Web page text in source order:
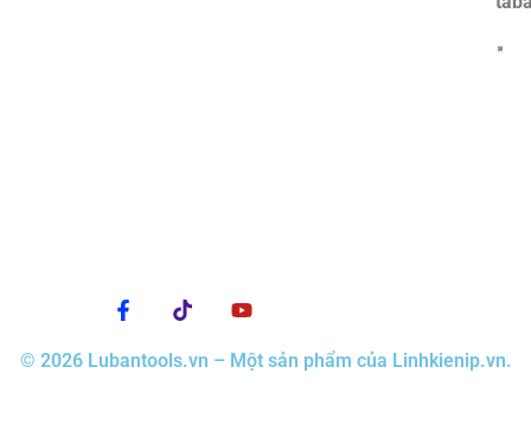
© 2026 Lubantools.vn – Một sản phẩm của Linhkienip.vn.